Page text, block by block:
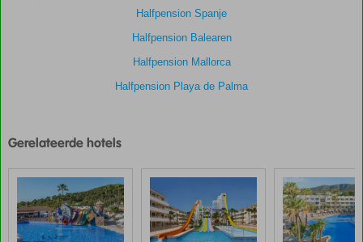
Balanguera
Scores
die
ouder
Halfpension Spanje
Halfpension Balearen
Halfpension Mallorca
Halfpension Playa de Palma
Gerelateerde hotels